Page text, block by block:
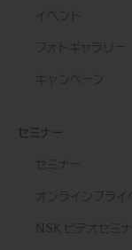
イベント
フォトギャラリー
キャンペーン
セミナー
セミナー
オンラインプライ
NSK ビデオセミナ